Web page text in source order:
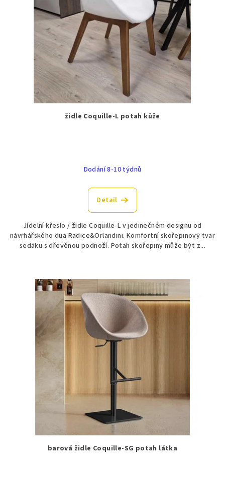
židle Coquille-L potah kůže
Dodání 8-10 týdnů
Detail
Jídelní křeslo / židle Coquille-L v jedinečném designu od
návrhářského dua Radice&Orlandini. Komfortní skořepinový tvar
sedáku s dřevěnou podnoží. Potah skořepiny může být z...
barová židle Coquille-SG potah látka